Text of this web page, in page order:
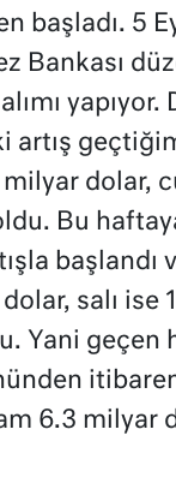
başladı. 5
Bankası
yapıyor.
artış
dolar,
Bu
başlandı
salı ise
Yani geçen
6.3 milyar